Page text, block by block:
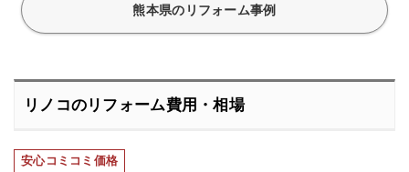
熊本県のリフォーム事例
リノコのリフォーム費用・相場
安心コミコミ価格